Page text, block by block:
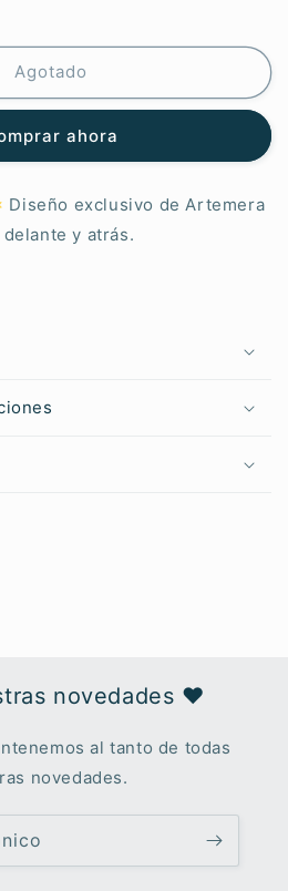
Agotado
ahora
Diseño exclusivo de Artemera
y atrás.
novedades ♥︎
al tanto de todas
novedades.